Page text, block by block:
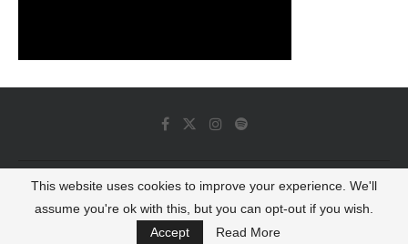
© 2022 - Luminous Dash All Rights Reserved
BACK TO TOP
This website uses cookies to improve your experience. We'll
assume you're ok with this, but you can opt-out if you wish.
Accept
Read More